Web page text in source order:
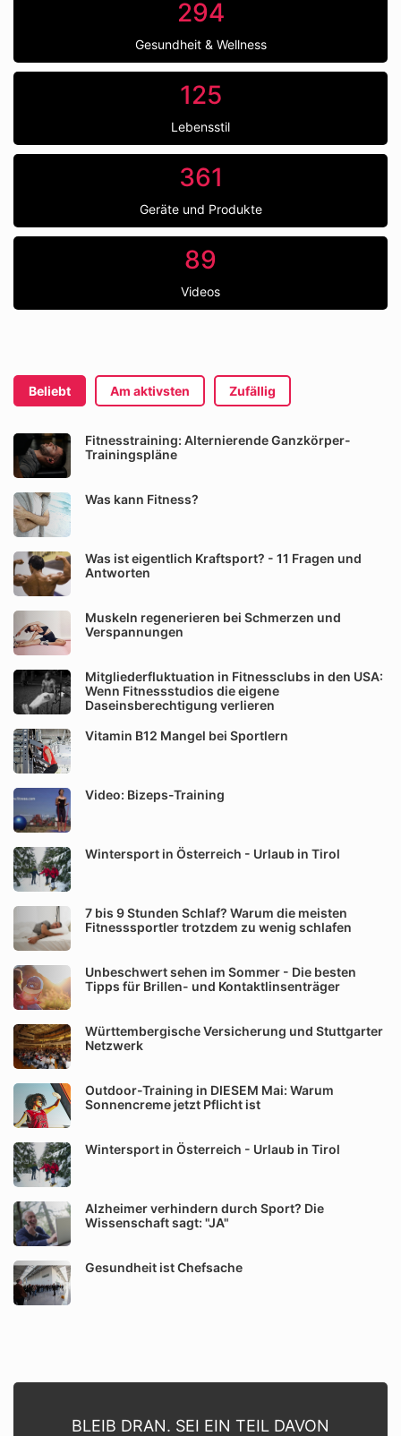
294
Gesundheit & Wellness
125
Lebensstil
361
Geräte und Produkte
89
Videos
Beliebt Am aktivsten Zufällig
Fitnesstraining: Alternierende Ganzkörper-
Trainingspläne
Was kann Fitness?
Was ist eigentlich Kraftsport? - 11 Fragen und
Antworten
Muskeln regenerieren bei Schmerzen und
Verspannungen
Mitgliederfluktuation in Fitnessclubs in den USA:
Wenn Fitnessstudios die eigene
Daseinsberechtigung verlieren
Vitamin B12 Mangel bei Sportlern
Video: Bizeps-Training
Wintersport in Österreich - Urlaub in Tirol
7 bis 9 Stunden Schlaf? Warum die meisten
Fitnesssportler trotzdem zu wenig schlafen
Unbeschwert sehen im Sommer - Die besten
Tipps für Brillen- und Kontaktlinsenträger
Württembergische Versicherung und Stuttgarter
Netzwerk
Outdoor-Training in DIESEM Mai: Warum
Sonnencreme jetzt Pflicht ist
Wintersport in Österreich - Urlaub in Tirol
Alzheimer verhindern durch Sport? Die
Wissenschaft sagt: "JA"
Gesundheit ist Chefsache
BLEIB DRAN. SEI EIN TEIL DAVON